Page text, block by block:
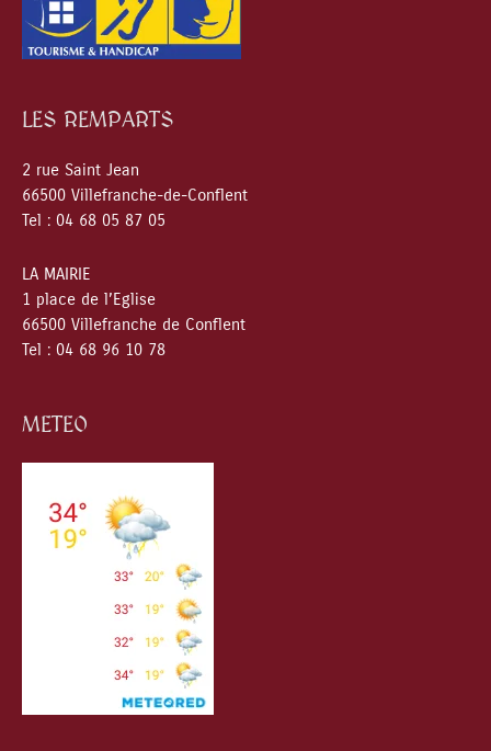
LES REMPARTS
2 rue Saint Jean
66500 Villefranche-de-Conflent
Tel : 04 68 05 87 05
LA MAIRIE
1 place de l’Eglise
66500 Villefranche de Conflent
Tel : 04 68 96 10 78
METEO